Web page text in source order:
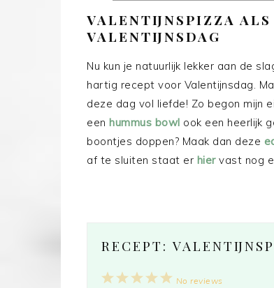
VALENTIJNSPIZZA
VALENTIJNSDAG
Nu kun je natuurlijk lekker aan de
hartig recept voor Valentijnsdag.
deze dag vol liefde! Zo begon mijn
een hummus bowl ook een heerlijk
boontjes doppen? Maak dan deze
af te sluiten staat er hiervast nog
RECEPT:
5
4
3
2
1
No reviews